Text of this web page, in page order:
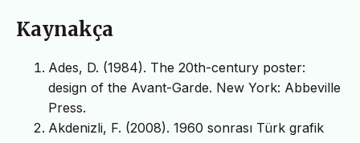
Kaynakça
Ades, D. (1984). The 20th-century poster:
design of the Avant-Garde. New York: Abbeville
Press.
Akdenizli, F. (2008). 1960 sonrası Türk grafik